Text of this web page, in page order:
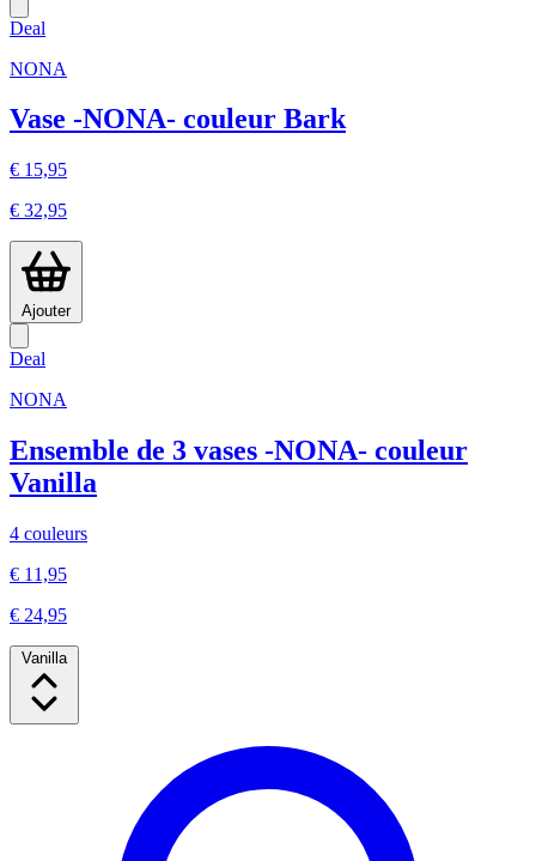
Deal
NONA
Vase -NONA- couleur Bark
€ 15,95
€ 32,95
Ajouter
Deal
NONA
Ensemble de 3 vases -NONA- couleur
Vanilla
4 couleurs
€ 11,95
€ 24,95
Vanilla